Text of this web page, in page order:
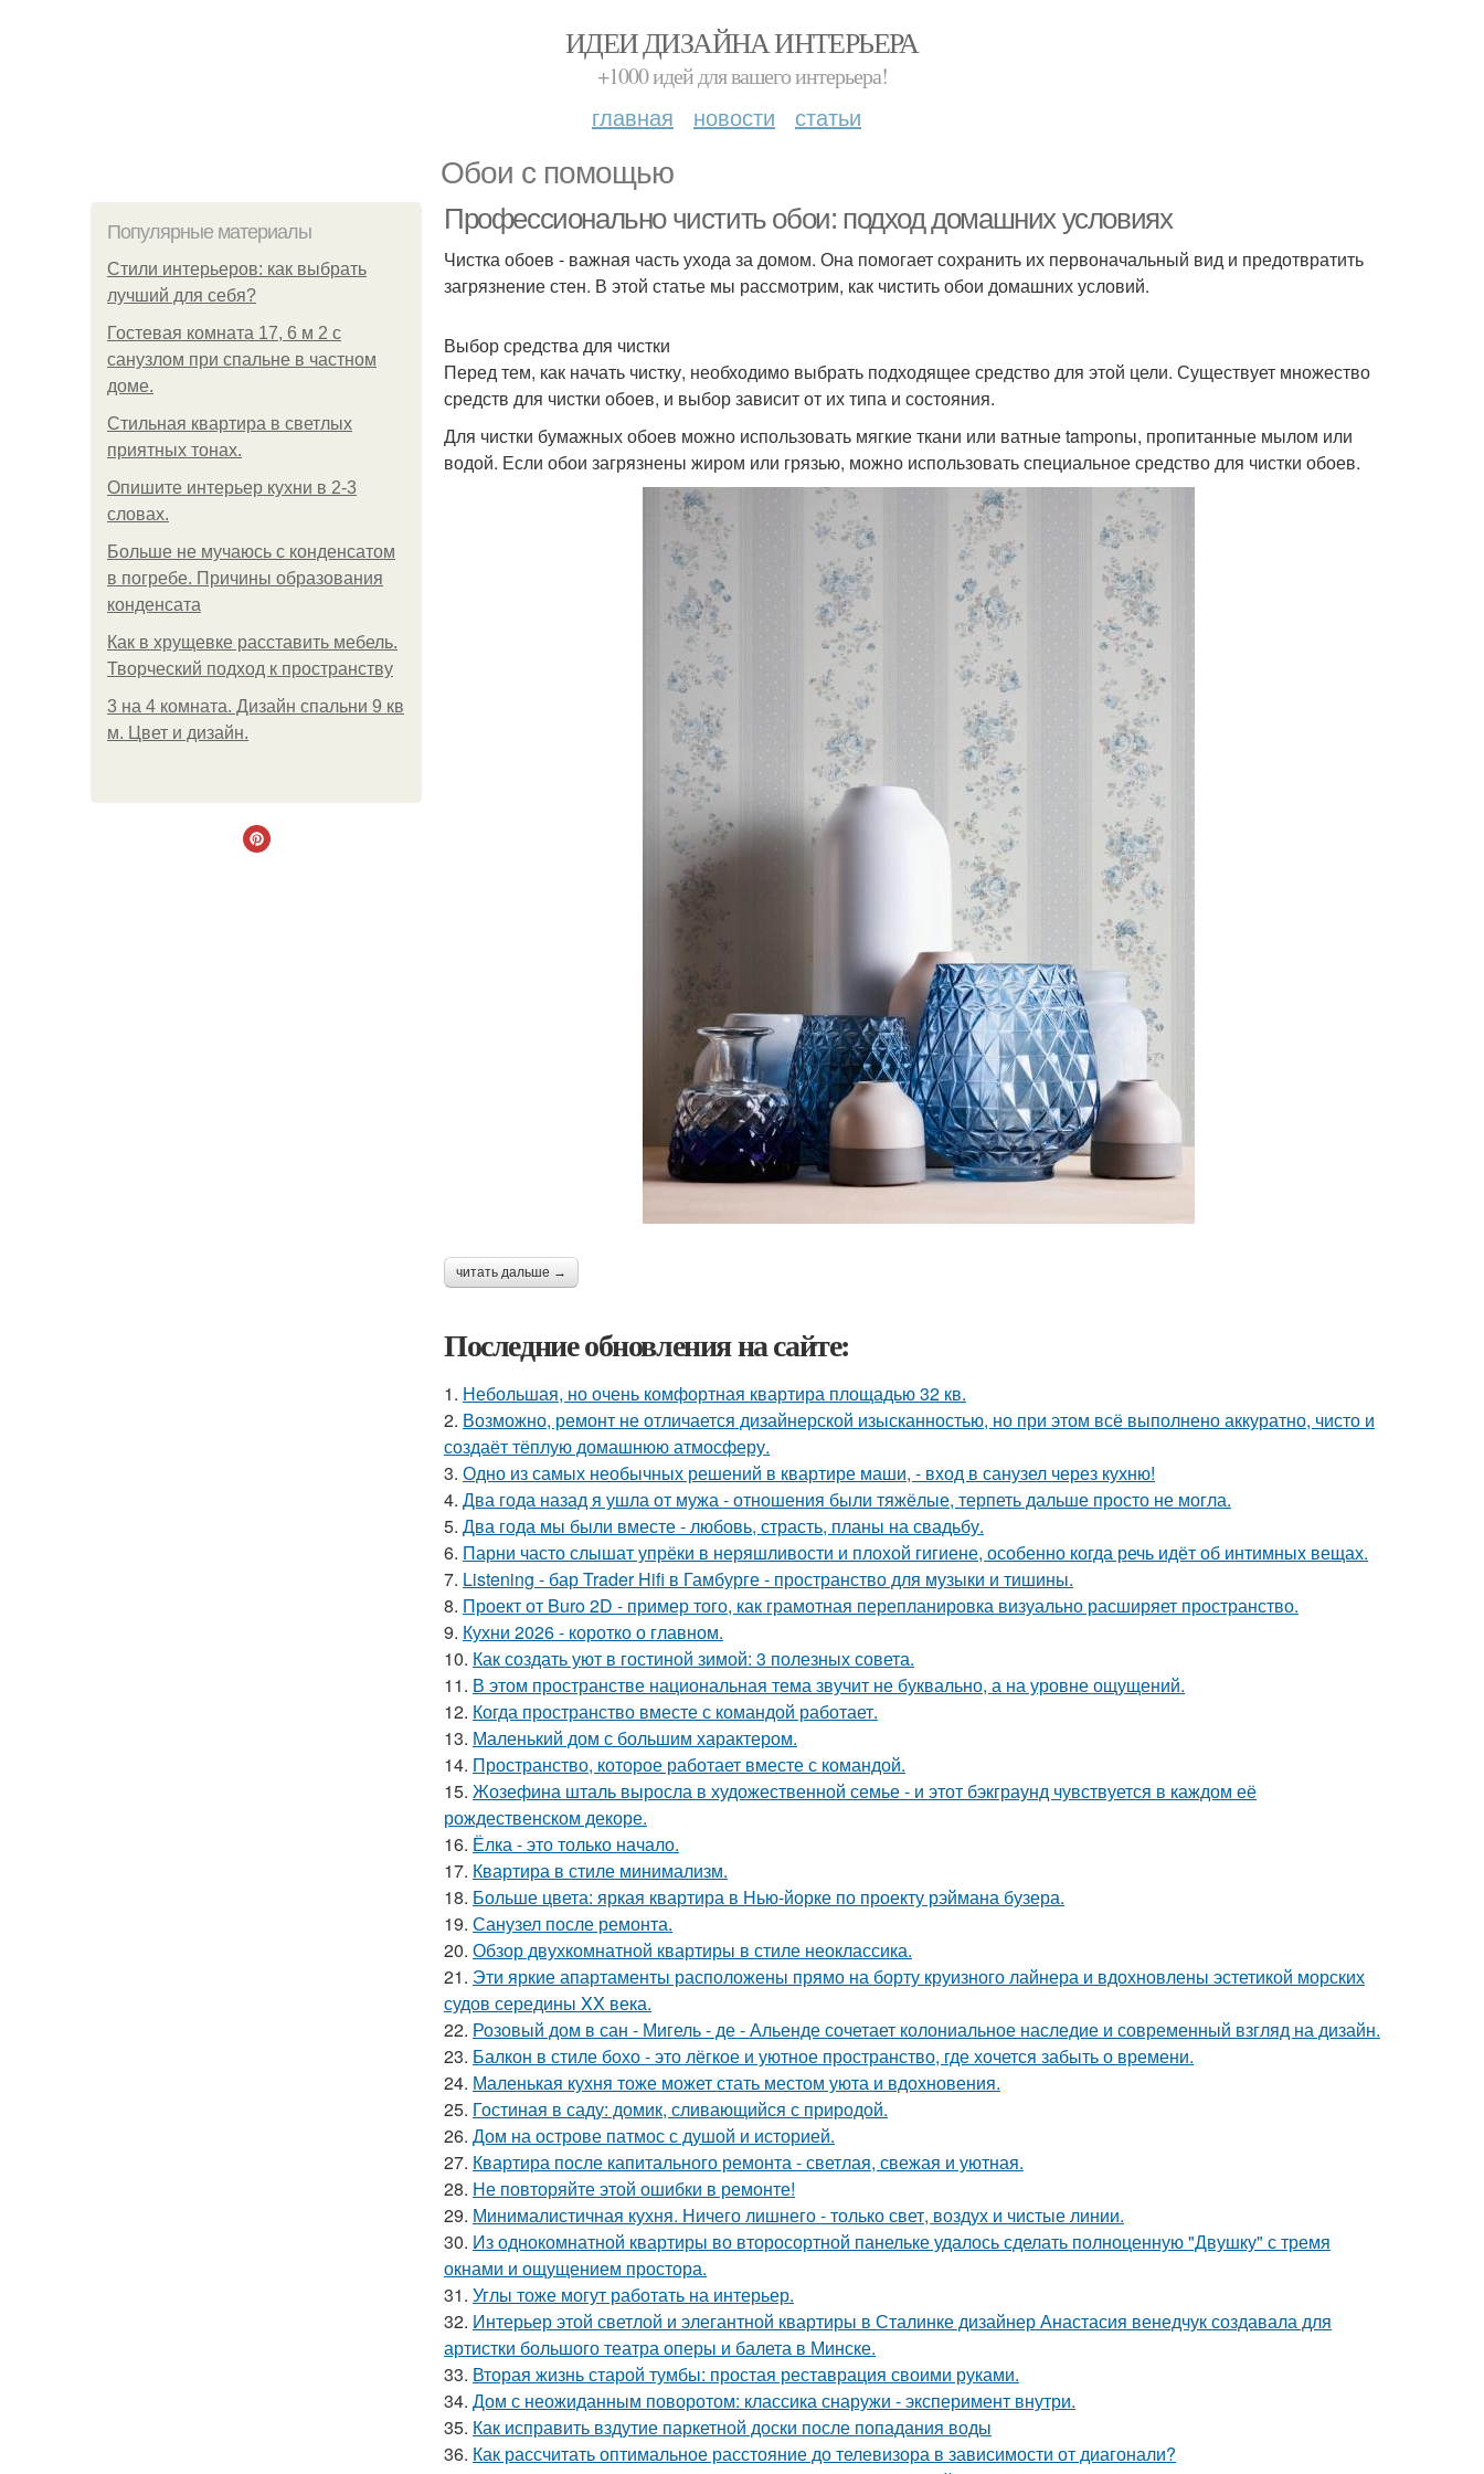
ИДЕИ ДИЗАЙНА ИНТЕРЬЕРА
+1000 идей для вашего интерьера!
главная новости статьи
Обои с помощью
Популярные материалы
Стили интерьеров: как выбрать
лучший для себя?
Гостевая комната 17, 6 м 2 с
санузлом при спальне в частном
доме.
Стильная квартира в светлых
приятных тонах.
Опишите интерьер кухни в 2-3
словах.
Больше не мучаюсь с конденсатом
в погребе. Причины образования
конденсата
Как в хрущевке расставить мебель.
Творческий подход к пространству
3 на 4 комната. Дизайн спальни 9 кв
м. Цвет и дизайн.
Профессионально чистить обои: подход домашних условиях
Чистка обоев - важная часть ухода за домом. Она помогает сохранить их первоначальный вид и предотвратить
загрязнение стен. В этой статье мы рассмотрим, как чистить обои домашних условий.
Выбор средства для чистки
Перед тем, как начать чистку, необходимо выбрать подходящее средство для этой цели. Существует множество
средств для чистки обоев, и выбор зависит от их типа и состояния.
Для чистки бумажных обоев можно использовать мягкие ткани или ватные tamponы, пропитанные мылом или
водой. Если обои загрязнены жиром или грязью, можно использовать специальное средство для чистки обоев.
читать дальше →
Последние обновления на сайте:
1. Небольшая, но очень комфортная квартира площадью 32 кв.
2. Возможно, ремонт не отличается дизайнерской изысканностью, но при этом всё выполнено аккуратно, чисто и
создаёт тёплую домашнюю атмосферу.
3. Одно из самых необычных решений в квартире маши, - вход в санузел через кухню!
4. Два года назад я ушла от мужа - отношения были тяжёлые, терпеть дальше просто не могла.
5. Два года мы были вместе - любовь, страсть, планы на свадьбу.
6. Парни часто слышат упрёки в неряшливости и плохой гигиене, особенно когда речь идёт об интимных вещах.
7. Listening - бар Trader Hifi в Гамбурге - пространство для музыки и тишины.
8. Проект от Buro 2D - пример того, как грамотная перепланировка визуально расширяет пространство.
9. Кухни 2026 - коротко о главном.
10. Как создать уют в гостиной зимой: 3 полезных совета.
11. В этом пространстве национальная тема звучит не буквально, а на уровне ощущений.
12. Когда пространство вместе с командой работает.
13. Маленький дом с большим характером.
14. Пространство, которое работает вместе с командой.
15. Жозефина шталь выросла в художественной семье - и этот бэкграунд чувствуется в каждом её
рождественском декоре.
16. Ёлка - это только начало.
17. Квартира в стиле минимализм.
18. Больше цвета: яркая квартира в Нью-йорке по проекту рэймана бузера.
19. Санузел после ремонта.
20. Обзор двухкомнатной квартиры в стиле неоклассика.
21. Эти яркие апартаменты расположены прямо на борту круизного лайнера и вдохновлены эстетикой морских
судов середины XX века.
22. Розовый дом в сан - Мигель - де - Альенде сочетает колониальное наследие и современный взгляд на дизайн.
23. Балкон в стиле бохо - это лёгкое и уютное пространство, где хочется забыть о времени.
24. Маленькая кухня тоже может стать местом уюта и вдохновения.
25. Гостиная в саду: домик, сливающийся с природой.
26. Дом на острове патмос с душой и историей.
27. Квартира после капитального ремонта - светлая, свежая и уютная.
28. Не повторяйте этой ошибки в ремонте!
29. Минималистичная кухня. Ничего лишнего - только свет, воздух и чистые линии.
30. Из однокомнатной квартиры во второсортной панельке удалось сделать полноценную "Двушку" с тремя
окнами и ощущением простора.
31. Углы тоже могут работать на интерьер.
32. Интерьер этой светлой и элегантной квартиры в Сталинке дизайнер Анастасия венедчук создавала для
артистки большого театра оперы и балета в Минске.
33. Вторая жизнь старой тумбы: простая реставрация своими руками.
34. Дом с неожиданным поворотом: классика снаружи - эксперимент внутри.
35. Как исправить вздутие паркетной доски после попадания воды
36. Как рассчитать оптимальное расстояние до телевизора в зависимости от диагонали?